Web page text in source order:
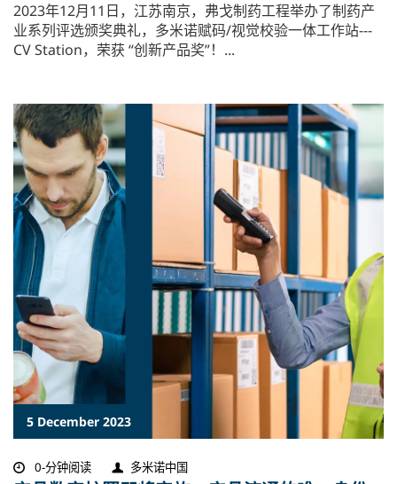
​2023年12月11日，江苏南京，弗戈制药工程举办了制药产
业系列评选颁奖典礼，多米诺赋码/视觉校验一体工作站---
CV Station，荣获 “创新产品奖”！...
5 December 2023
0-分钟阅读 多米诺中国